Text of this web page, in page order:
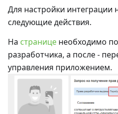
Для настройки
следующие действия.
На странице необходимо
разработчика, а после -
управления приложением.